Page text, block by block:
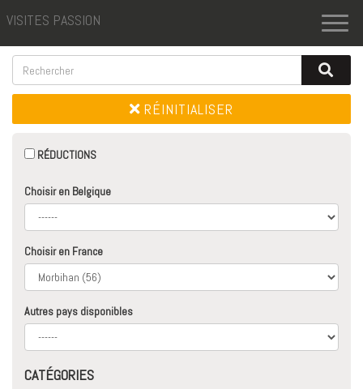
VISITES PASSION
RÉINITIALISER
RÉDUCTIONS
Choisir en Belgique
Choisir en France
Autres pays disponibles
CATÉGORIES